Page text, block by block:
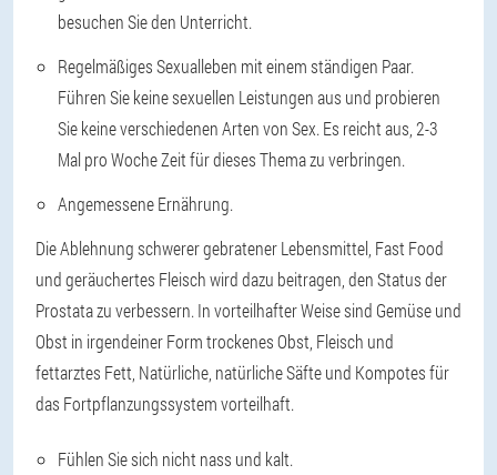
besuchen Sie den Unterricht.
Regelmäßiges Sexualleben mit einem ständigen Paar.
Führen Sie keine sexuellen Leistungen aus und probieren
Sie keine verschiedenen Arten von Sex. Es reicht aus, 2-3
Mal pro Woche Zeit für dieses Thema zu verbringen.
Angemessene Ernährung.
Die Ablehnung schwerer gebratener Lebensmittel, Fast Food
und geräuchertes Fleisch wird dazu beitragen, den Status der
Prostata zu verbessern. In vorteilhafter Weise sind Gemüse und
Obst in irgendeiner Form trockenes Obst, Fleisch und
fettarztes Fett, Natürliche, natürliche Säfte und Kompotes für
das Fortpflanzungssystem vorteilhaft.
Fühlen Sie sich nicht nass und kalt.